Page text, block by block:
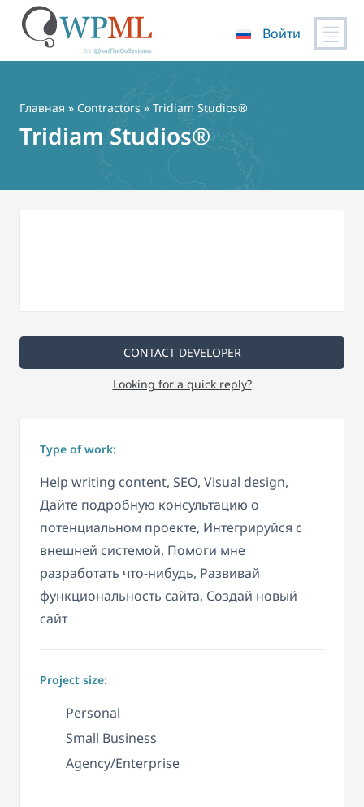
содержимому
Войти
Главная » Contractors » Tridiam Studios®
Tridiam Studios®
CONTACT DEVELOPER
Looking for a quick reply?
Type of work:
Help writing content, SEO, Visual design,
Дайте подробную консультацию о
потенциальном проекте, Интегрируйся с
внешней системой, Помоги мне
разработать что-нибудь, Развивай
функциональность сайта, Создай новый
сайт
Project size:
Personal
Small Business
Agency/Enterprise